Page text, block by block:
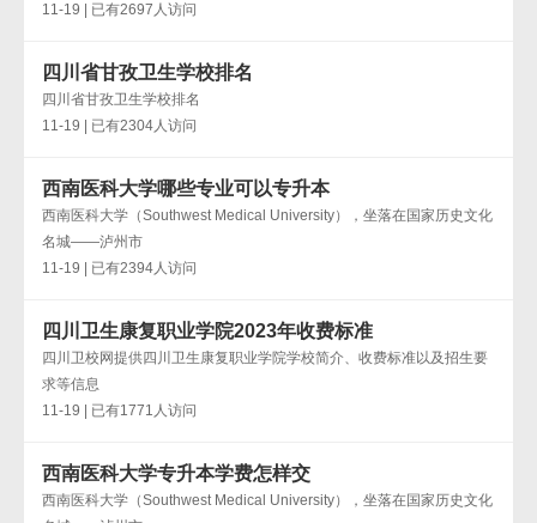
11-19 | 已有2697人访问
四川省甘孜卫生学校排名
四川省甘孜卫生学校排名
11-19 | 已有2304人访问
西南医科大学哪些专业可以专升本
西南医科大学（Southwest Medical University），坐落在国家历史文化
名城——泸州市
11-19 | 已有2394人访问
四川卫生康复职业学院2023年收费标准
四川卫校网提供四川卫生康复职业学院学校简介、收费标准以及招生要
求等信息
11-19 | 已有1771人访问
西南医科大学专升本学费怎样交
西南医科大学（Southwest Medical University），坐落在国家历史文化